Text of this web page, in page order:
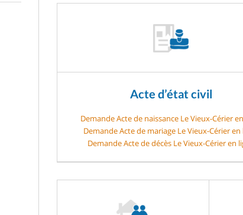
Acte d’état civil
Demande Acte de naissance Le Vieux-Cérier
Demande Acte de mariage Le Vieux-Cérier en
Demande Acte de décès Le Vieux-Cérier en